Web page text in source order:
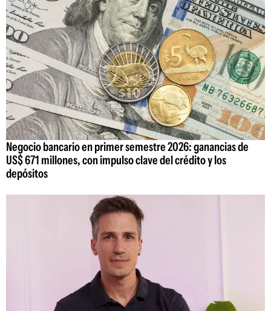
Negocio bancario en primer semestre 2026: ganancias de
US$ 671 millones, con impulso clave del crédito y los
depósitos